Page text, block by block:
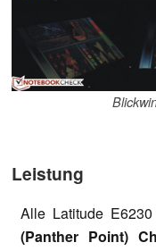
Leistung
Alle Latitude
(Panther Point)